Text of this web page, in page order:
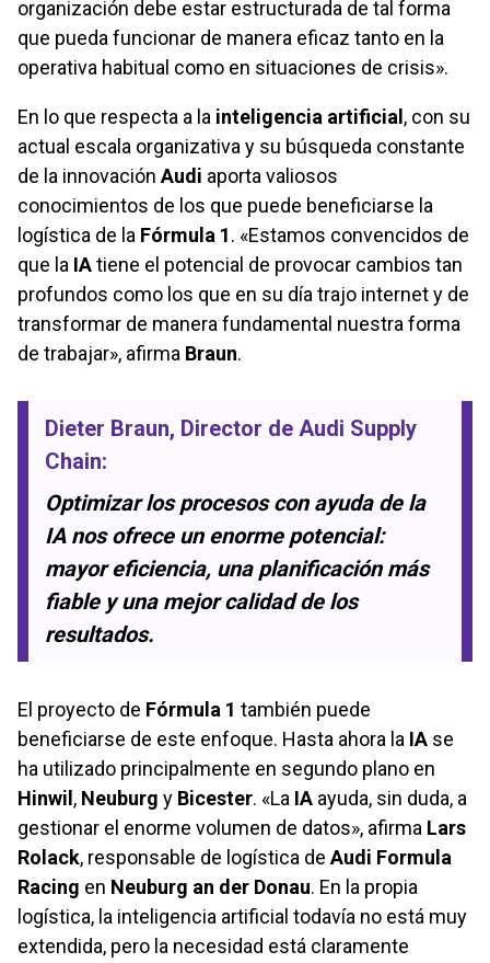
organización debe estar estructurada de tal forma
que pueda funcionar de manera eficaz tanto en la
operativa habitual como en situaciones de crisis».
En lo que respecta a la inteligencia artificial , con su
actual escala organizativa y su búsqueda constante
de la innovaciónAudi aporta valiosos
conocimientos de los que puede beneficiarse la
logística de la Fórmula 1. «Estamos convencidos de
que la IAtiene el potencial de provocar cambios tan
profundos como los que en su día trajo internet y de
transformar de manera fundamental nuestra forma
de trabajar», afirma Braun.
Dieter Braun, Director de Audi Supply
Chain:
Optimizar los procesos con ayuda de la
IA nos ofrece un enorme potencial:
mayor eficiencia, una planificación más
fiable y una mejor calidad de los
resultados.
El proyecto de Fórmula 1 también puede
beneficiarse de este enfoque. Hasta ahora la IA se
ha utilizado principalmente en segundo plano en
Hinwil , Neuburg y Bicester. «La IA ayuda, sin duda, a
gestionar el enorme volumen de datos», afirma Lars
Rolack, responsable de logística deAudi Formula
Racing en Neuburg an der Donau. En la propia
logística, la inteligencia artificial todavía no está muy
extendida, pero la necesidad está claramente